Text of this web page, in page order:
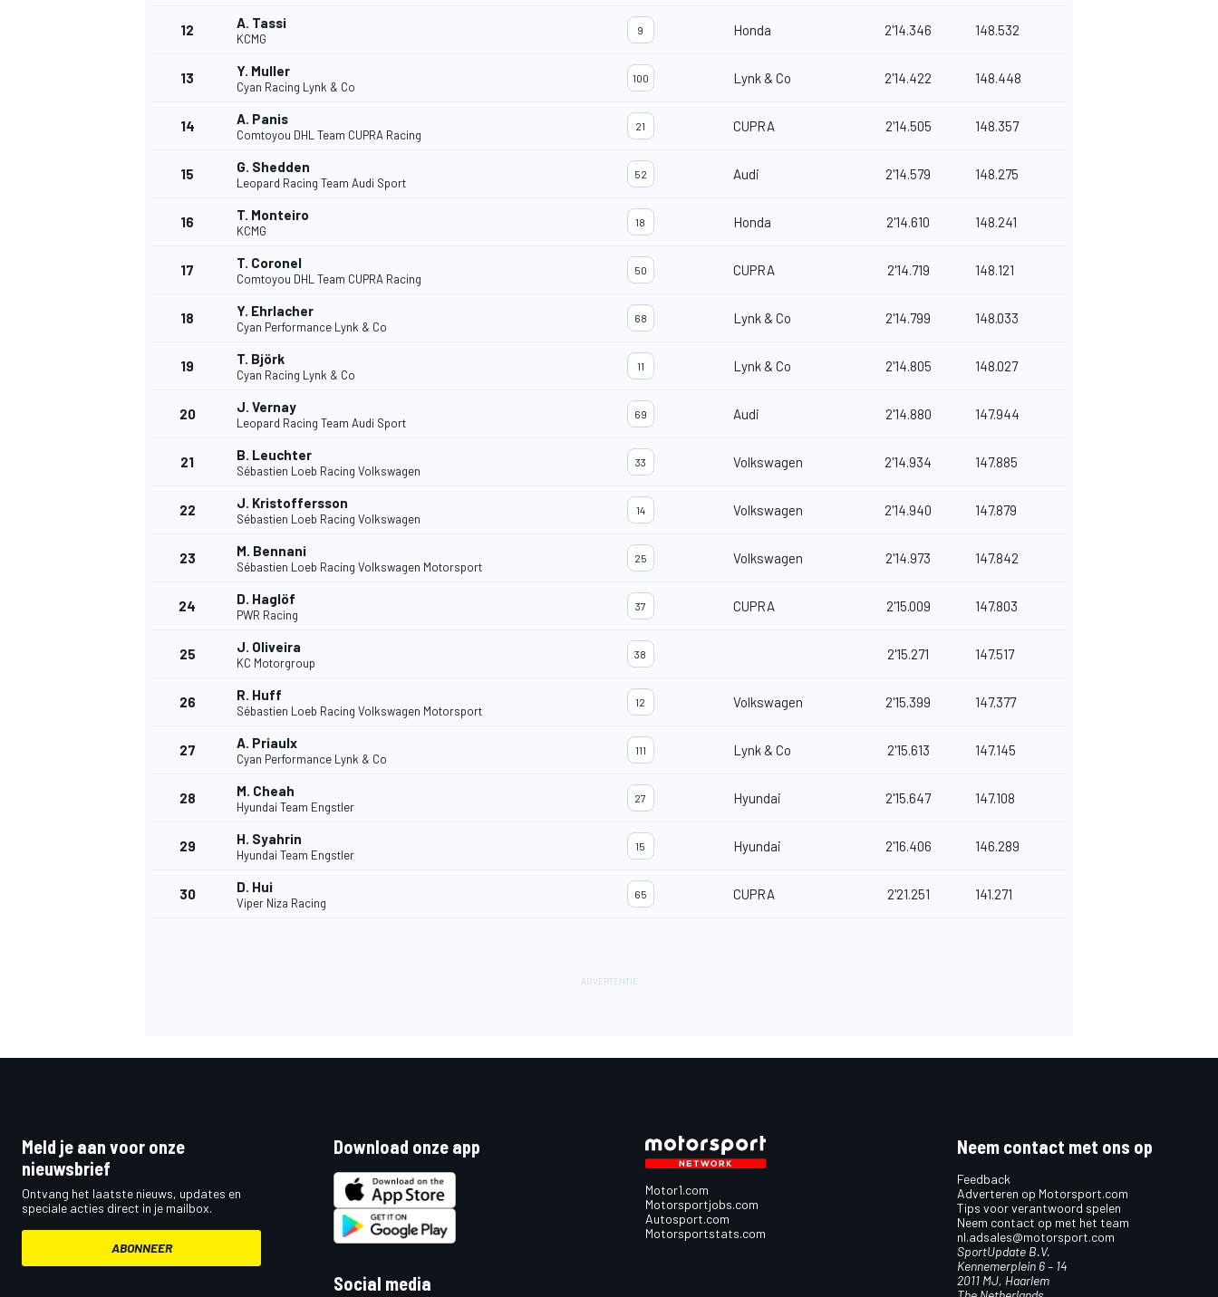
12 A. Tassi
KCMG
9 Honda 2'14.346 148.532
13 Y. Muller
Cyan Racing Lynk & Co
100 Lynk & Co 2'14.422 148.448
14 A. Panis
Comtoyou DHL Team CUPRA Racing
21 CUPRA 2'14.505 148.357
15 G. Shedden
Leopard Racing Team Audi Sport
52 Audi 2'14.579 148.275
16 T. Monteiro
KCMG
18 Honda 2'14.610 148.241
17 T. Coronel
Comtoyou DHL Team CUPRA Racing
50 CUPRA 2'14.719 148.121
18 Y. Ehrlacher
Cyan Performance Lynk & Co
68 Lynk & Co 2'14.799 148.033
19 T. Björk
Cyan Racing Lynk & Co
11 Lynk & Co 2'14.805 148.027
20 J. Vernay
Leopard Racing Team Audi Sport
69 Audi 2'14.880 147.944
21 B. Leuchter
Sébastien Loeb Racing Volkswagen
33 Volkswagen 2'14.934 147.885
22 J. Kristoffersson
Sébastien Loeb Racing Volkswagen
14 Volkswagen 2'14.940 147.879
23 M. Bennani
Sébastien Loeb Racing Volkswagen Motorsport
25 Volkswagen 2'14.973 147.842
24 D. Haglöf
PWR Racing
37 CUPRA 2'15.009 147.803
25 J. Oliveira
KC Motorgroup
38 2'15.271 147.517
26 R. Huff
Sébastien Loeb Racing Volkswagen Motorsport
12 Volkswagen 2'15.399 147.377
27 A. Priaulx
Cyan Performance Lynk & Co
111 Lynk & Co 2'15.613 147.145
28 M. Cheah
Hyundai Team Engstler
27 Hyundai 2'15.647 147.108
29 H. Syahrin
Hyundai Team Engstler
15 Hyundai 2'16.406 146.289
30 D. Hui
Viper Niza Racing
65 CUPRA 2'21.251 141.271
Meld je aan voor onze
nieuwsbrief
Ontvang het laatste nieuws, updates en
speciale acties direct in je mailbox.
ABONNEER
Download onze app
Social media
Motor1.com
Motorsportjobs.com
Autosport.com
Motorsportstats.com
Neem contact met ons op
Feedback
Adverteren op Motorsport.com
Tips voor verantwoord spelen
Neem contact op met het team
nl.adsales@motorsport.com
SportUpdate B.V.
Kennemerplein 6 – 14
2011 MJ, Haarlem